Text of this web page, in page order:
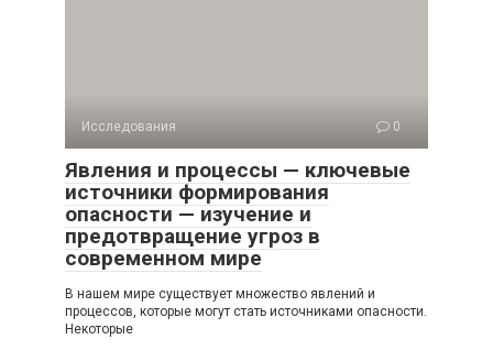
Исследования 0
Явления и процессы — ключевые
источники формирования
опасности — изучение и
предотвращение угроз в
современном мире
В нашем мире существует множество явлений и
процессов, которые могут стать источниками опасности.
Некоторые